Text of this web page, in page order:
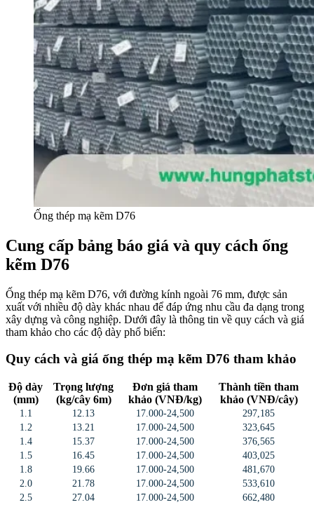
Ống thép mạ kẽm D76
Cung cấp bảng báo giá và quy cách ống
kẽm D76
Ống thép mạ kẽm D76, với đường kính ngoài 76 mm, được sản
xuất với nhiều độ dày khác nhau để đáp ứng nhu cầu đa dạng trong
xây dựng và công nghiệp. Dưới đây là thông tin về quy cách và giá
tham khảo cho các độ dày phổ biến:
Quy cách và giá ống thép mạ kẽm D76 tham khảo
Độ dày
(mm)
Trọng lượng
(kg/cây 6m)
Đơn giá tham
khảo (VNĐ/kg)
Thành tiền tham
khảo (VNĐ/cây)
1.1 12.13 17.000-24,500
297,185
1.2
13.21 17.000-24,500
323,645
1.4
15.37 17.000-24,500
376,565
1.5
16.45 17.000-24,500
403,025
1.8
19.66 17.000-24,500
481,670
2.0
21.78 17.000-24,500
533,610
2.5
27.04 17.000-24,500 662,480